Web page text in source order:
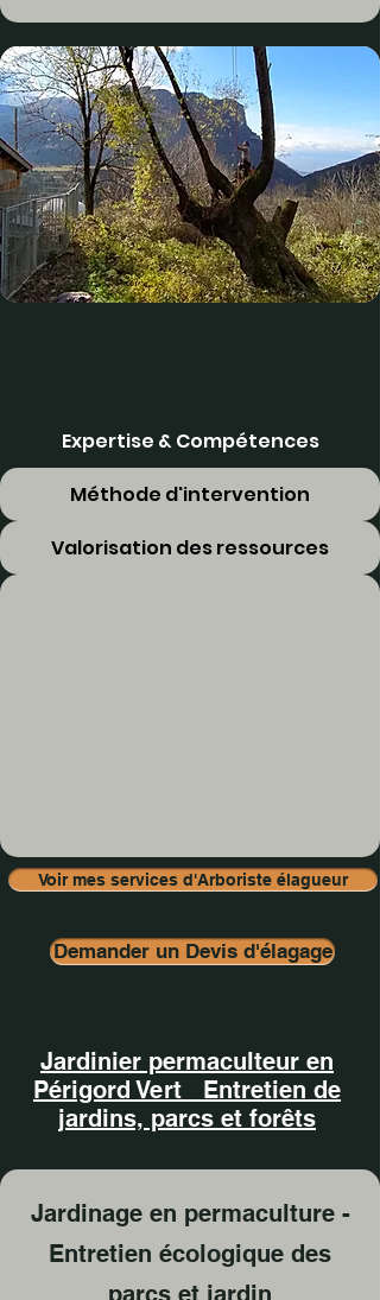
Expertise & Compétences
Méthode d'intervention
Valorisation des ressources
Voir mes services d'Arboriste élagueur
Demander un Devis d'élagage
Jardinier permaculteur en
Périgord Vert Entretien de
jardins, parcs et forêts
Jardinage en permaculture -
Entretien écologique des
parcs et jardin